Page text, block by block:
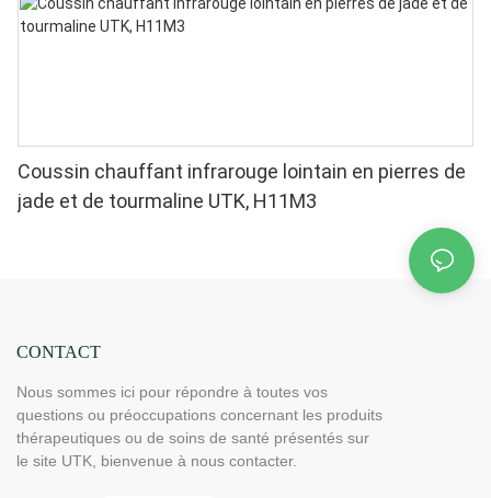
Coussin chauffant infrarouge lointain en pierres de
jade et de tourmaline UTK, H11M3
CONTACT
Nous sommes ici pour répondre à toutes vos
questions ou préoccupations concernant les produits
thérapeutiques ou de soins de santé présentés sur
le site UTK, bienvenue à nous contacter.